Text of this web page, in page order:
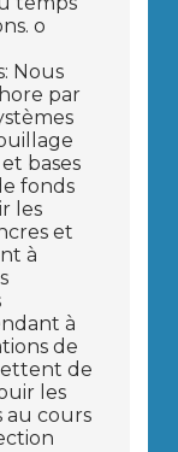
o
Nous
par
bases
fonds
les
et
à
à
de
de
les
au cours